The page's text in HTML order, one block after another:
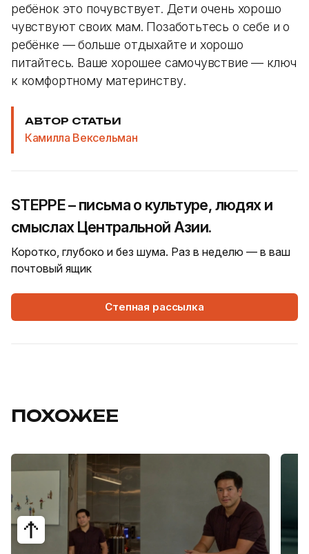
ребёнок это почувствует. Дети очень хорошо
чувствуют своих мам. Позаботьтесь о себе и о
ребёнке — больше отдыхайте и хорошо
питайтесь. Ваше хорошее самочувствие — ключ
к комфортному материнству.
АВТОР СТАТЬИ
Камилла Вексельман
STEPPE – письма о культуре, людях и
смыслах Центральной Азии.
Коротко, глубоко и без шума. Раз в неделю — в ваш
почтовый ящик
Степная рассылка
ПОХОЖЕЕ